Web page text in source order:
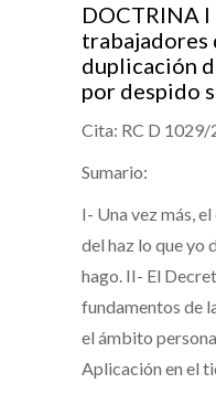
DOCTRINA
trabajadores
duplicación
por despido
Cita: RC D
Sumario:
I- Una vez más,
del haz lo que yo
hago. II- El
fundamentos de
el ámbito
Aplicación en el